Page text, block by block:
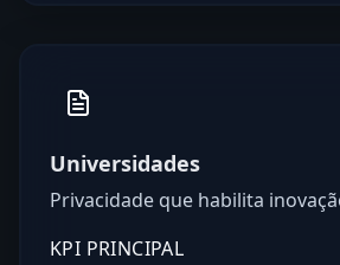
Universidades
Privacidade que habilita
KPI PRINCIPAL